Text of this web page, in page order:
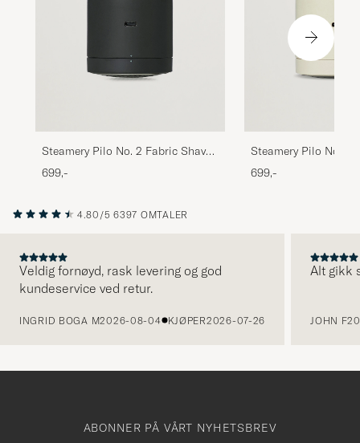
Steamery Pilo No. 2 Fabric Shaver
Charcoal
699,-
Steamery Pilo No. 2
Sand
699,-
4.80/5 6397 OMTALER
Veldig fornøyd, rask levering og god
kundeservice ved retur.
INGRID BOGA M2026-08-04 KJØPER2026-07-26
Alt gikk
JOHN F
ABONNER PÅ VÅRT NYHETSBREV